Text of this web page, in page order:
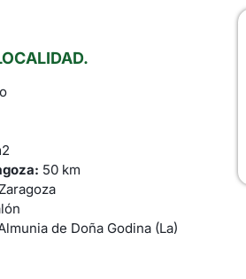
50 km
Zaragoza
de Doña Godina (La)